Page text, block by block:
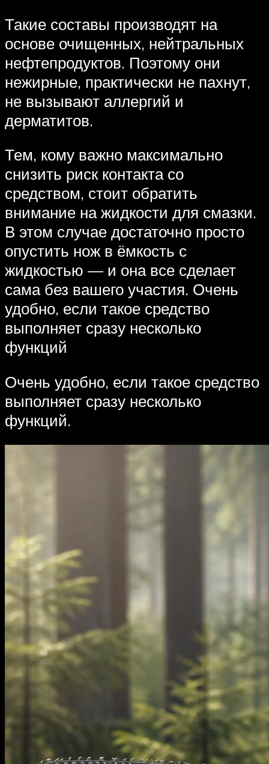
Такие составы производят на
основе очищенных, нейтральных
нефтепродуктов. Поэтому они
нежирные, практически не пахнут,
не вызывают аллергий и
дерматитов.
Тем, кому важно максимально
снизить риск контакта со
средством, стоит обратить
внимание на жидкости для смазки.
В этом случае достаточно просто
опустить нож в ёмкость с
жидкостью — и она все сделает
сама без вашего участия. Очень
удобно, если такое средство
выполняет сразу несколько
функций
Очень удобно, если такое средство
выполняет сразу несколько
функций.